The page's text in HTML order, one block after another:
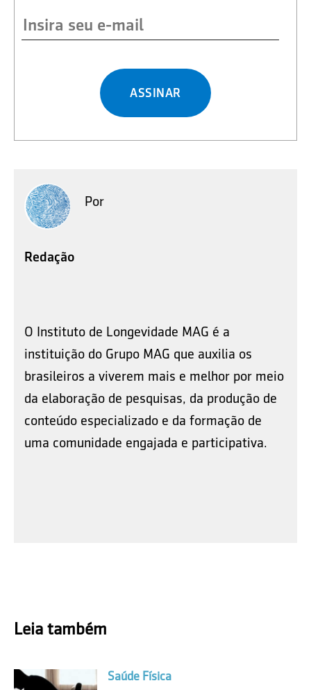
ASSINAR
Por
Redação
O Instituto de Longevidade MAG é a
instituição do Grupo MAG que auxilia os
brasileiros a viverem mais e melhor por meio
da elaboração de pesquisas, da produção de
conteúdo especializado e da formação de
uma comunidade engajada e participativa.
Leia também
Saúde Física